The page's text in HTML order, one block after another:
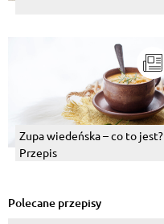
Zupa wiedeńska – co to jest?
Przepis
Polecane przepisy